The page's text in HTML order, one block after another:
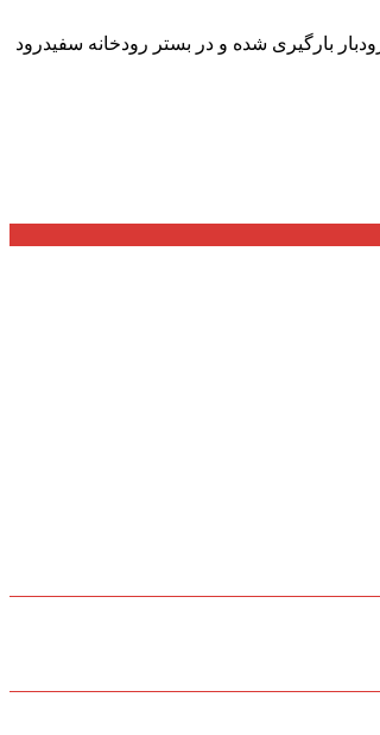
بارگیری شده و در بستر رودخانه سفیدرود